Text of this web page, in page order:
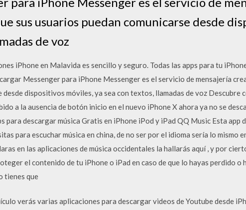
sus usuarios puedan comunicarse desde
de voz
iPhone en Malavida es sencillo y seguro. Todas las apps para tu
Messenger para iPhone Messenger es el servicio de mensajería
desde dispositivos móviles, ya sea con textos, llamadas de voz Descubre
a la ausencia de botón inicio en el nuevo iPhone X ahora ya no se
para descargar música Gratis en iPhone iPod y iPad QQ Music Esta app
para escuchar música en china, de no ser por el idioma sería lo mismo
en las aplicaciones de música occidentales la hallarás aquí , y por
el contenido de tu iPhone o iPad en caso de que lo hayas perdido o
tienes que
verás varias aplicaciones para descargar videos de Youtube desde